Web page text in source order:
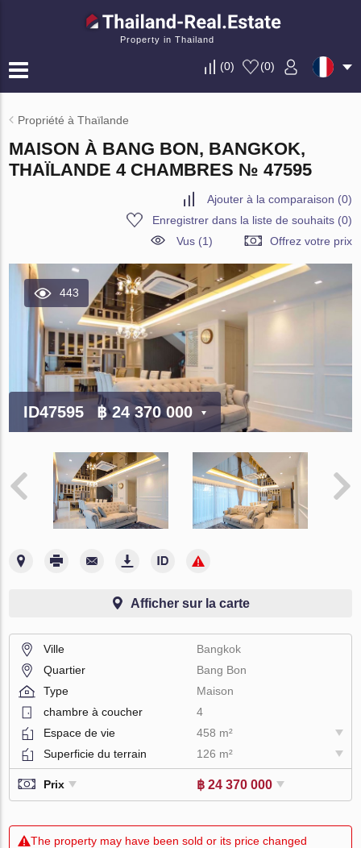
Property in Thailand
(0) (0)
Propriété à Thaïlande
MAISON À BANG BON, BANGKOK,
THAÏLANDE 4 CHAMBRES № 47595
Ajouter à la comparaison (0)
Enregistrer dans la liste de souhaits(0)
Vus (1)
Offrez votre prix
443
ID47595 ฿ 24 370 000
Afficher sur la carte
Ville
Bangkok
Quartier
Bang Bon
Type
Maison
chambre à coucher
4
Espace de vie
458 m²
Superficie du terrain
126 m²
Prix ฿ 24 370 000
The property may have been sold or its price changed